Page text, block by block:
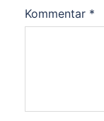
Kommentar *